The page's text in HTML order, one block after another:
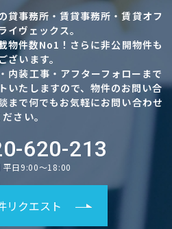
貸事務所・賃貸事務所・賃貸オフ
イヴェックス。
物件数No1！さらに非公開物件も
ざいます。
内装工事・アフターフォローまで
いたしますので、物件のお問い合
まで何でもお気軽にお問い合わせ
ださい。
620-213
平日9:00～18:00
リクエスト